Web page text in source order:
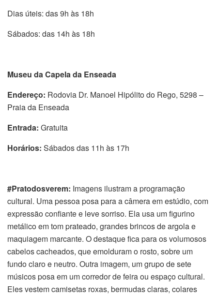
Dias úteis: das 9h às 18h
Sábados: das 14h às 18h
Museu da Capela da Enseada
Endereço: Rodovia Dr. Manoel Hipólito do Rego, 5298 –
Praia da Enseada
Entrada: Gratuita
Horários: Sábados das 11h às 17h
#Pratodosverem: Imagens ilustram a programação
cultural. Uma pessoa posa para a câmera em estúdio, com
expressão confiante e leve sorriso. Ela usa um figurino
metálico em tom prateado, grandes brincos de argola e
maquiagem marcante. O destaque fica para os volumosos
cabelos cacheados, que emolduram o rosto, sobre um
fundo claro e neutro. Outra imagem, um grupo de sete
músicos posa em um corredor de feira ou espaço cultural.
Eles vestem camisetas roxas, bermudas claras, colares